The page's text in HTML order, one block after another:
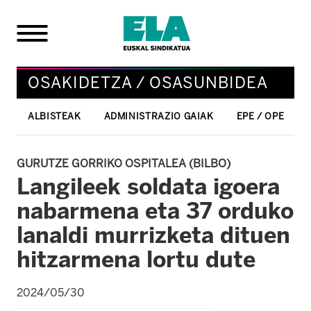
OSAKIDETZA / OSASUNBIDEA
ALBISTEAK ADMINISTRAZIO GAIAK EPE / OPE
GURUTZE GORRIKO OSPITALEA (BILBO)
Langileek soldata igoera
nabarmena eta 37 orduko
lanaldi murrizketa dituen
hitzarmena lortu dute
2024/05/30